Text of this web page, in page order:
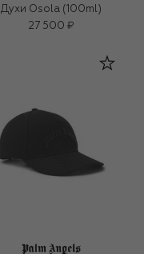
Духи Osola (100ml)
27 500 ₽